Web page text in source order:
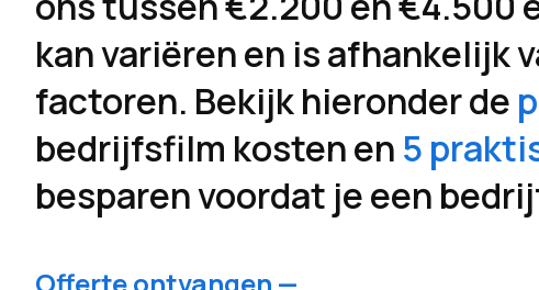
kan variëren en is afhankelijk
factoren. Bekijk hieronder de
bedrijfsfilm kosten en 5
besparen voordat je een